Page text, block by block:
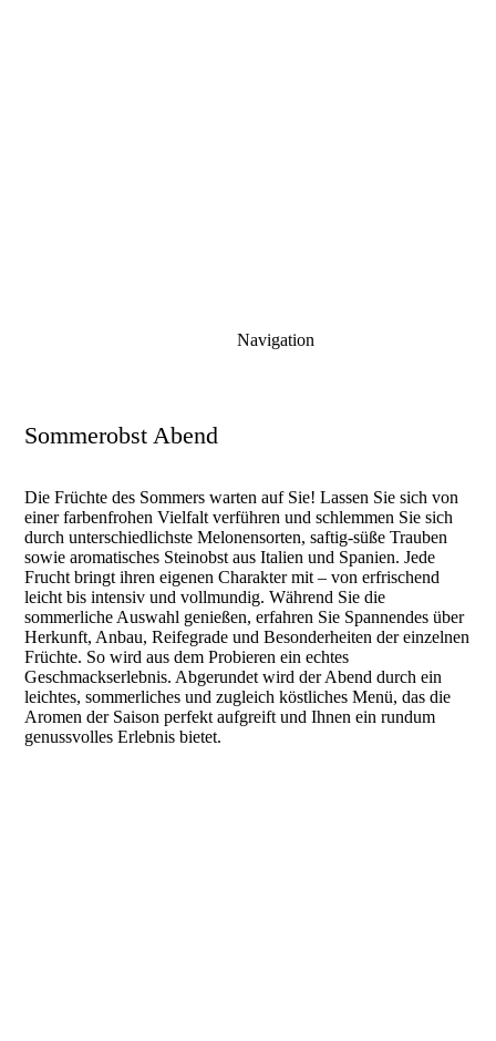
Navigation
Sommerobst Abend
Die Früchte des Sommers warten auf Sie! Lassen Sie sich von
einer farbenfrohen Vielfalt verführen und schlemmen Sie sich
durch unterschiedlichste Melonensorten, saftig-süße Trauben
sowie aromatisches Steinobst aus Italien und Spanien. Jede
Frucht bringt ihren eigenen Charakter mit – von erfrischend
leicht bis intensiv und vollmundig. Während Sie die
sommerliche Auswahl genießen, erfahren Sie Spannendes über
Herkunft, Anbau, Reifegrade und Besonderheiten der einzelnen
Früchte. So wird aus dem Probieren ein echtes
Geschmackserlebnis. Abgerundet wird der Abend durch ein
leichtes, sommerliches und zugleich köstliches Menü, das die
Aromen der Saison perfekt aufgreift und Ihnen ein rundum
genussvolles Erlebnis bietet.